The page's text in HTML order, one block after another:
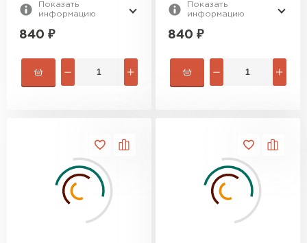
Показать
информацию
840 ₽
Показать
информацию
840 ₽